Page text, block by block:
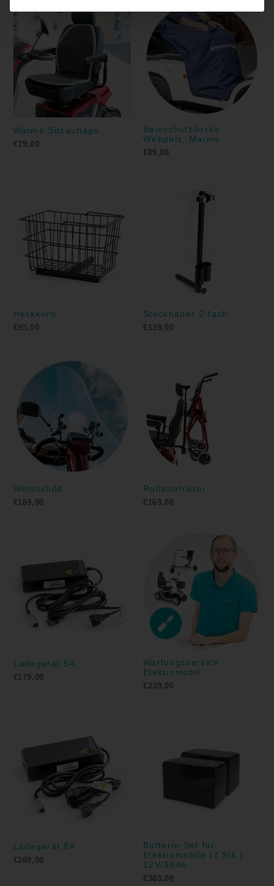
Warme Sitzauflage
€79,00
Beinschutzdecke
Webpelz, Marine
€ 89,00
Heckkorb
€95,00
Stockhalter 2-fach
€ 139,00
Windschild
€169,00
Rollatorhalter
€ 169,00
Ladegerät 5A
€179,00
Wartungsservice
Elektromobil
€ 239,00
Ladegerät 8A
€269,00
Batterie-Set für
Elektromobile (2 Stk.)
12V/36Ah
€ 383,00